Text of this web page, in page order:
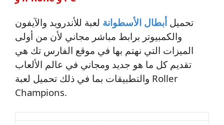
تحميل أبطال الأسطوانة لعبة للأندرويد والآيفون
والكمبيوتر برابط مباشر مجاني لأن من أولى
الميزات التي نهتم بها في موقع الفارس تك هي
تقديم كل ما هو جديد ومجاني في عالم الألعاب
والتطبيقات بما في ذلك تحميل لعبة Roller
Champions.